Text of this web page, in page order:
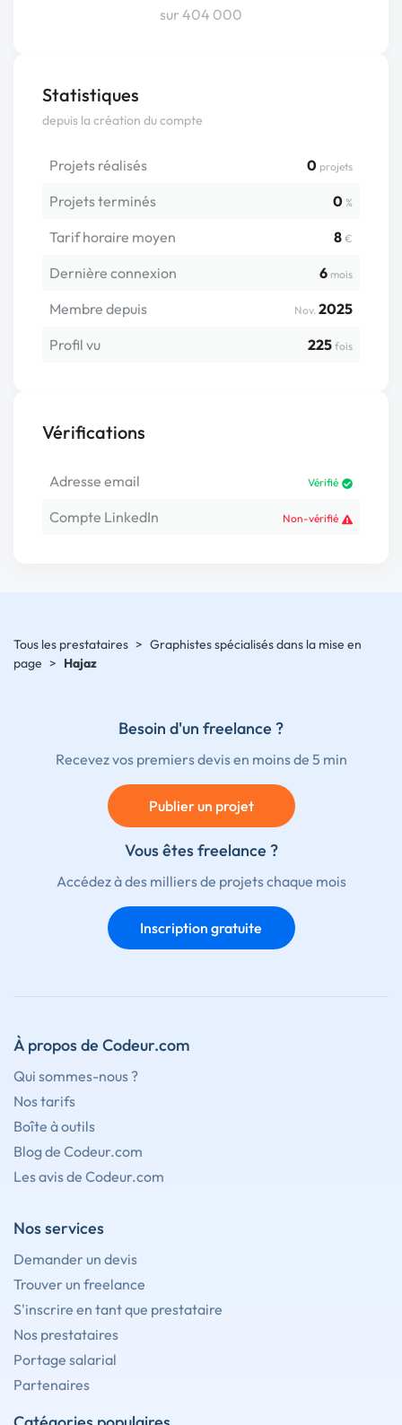
sur 404 000
Statistiques
depuis la création du compte
Projets réalisés 0 projets
Projets terminés 0 %
Tarif horaire moyen 8 €
Dernière connexion 6 mois
Membre depuis Nov. 2025
Profil vu
225 fois
Vérifications
Adresse email Vérifié
Compte LinkedIn Non-vérifié
Tous les prestataires > Graphistes spécialisés dans la mise en
page > Hajaz
Besoin d'un freelance ?
Recevez vos premiers devis en moins de 5 min
Publier un projet
Vous êtes freelance ?
Accédez à des milliers de projets chaque mois
Inscription gratuite
À propos de Codeur.com
Qui sommes-nous ?
Nos tarifs
Boîte à outils
Blog de Codeur.com
Les avis de Codeur.com
Nos services
Demander un devis
Trouver un freelance
S'inscrire en tant que prestataire
Nos prestataires
Portage salarial
Partenaires